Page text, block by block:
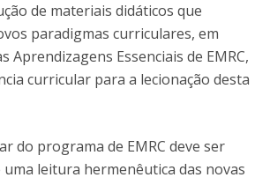
de materiais didáticos que
paradigmas curriculares, em
Aprendizagens Essenciais de EMRC,
curricular para a lecionação desta
do programa de EMRC deve ser
uma leitura hermenêutica das novas